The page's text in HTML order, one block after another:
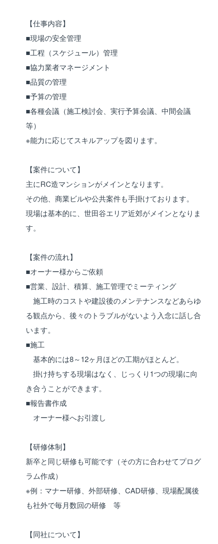
【仕事内容】
■現場の安全管理
■工程（スケジュール）管理
■協力業者マネージメント
■品質の管理
■予算の管理
■各種会議（施工検討会、実行予算会議、中間会議
等）
※能力に応じてスキルアップを図ります。
【案件について】
主にRC造マンションがメインとなります。
その他、商業ビルや公共案件も手掛けております。
現場は基本的に、世田谷エリア近郊がメインとなりま
す。
【案件の流れ】
■オーナー様からご依頼
■営業、設計、積算、施工管理でミーティング
施工時のコストや建設後のメンテナンスなどあらゆ
る観点から、後々のトラブルがないよう入念に話し合
います。
■施工
基本的には8～12ヶ月ほどの工期がほとんど。
掛け持ちする現場はなく、じっくり1つの現場に向
き合うことができます。
■報告書作成
オーナー様へお引渡し
【研修体制】
新卒と同じ研修も可能です（その方に合わせてプログ
ラム作成）
※例：マナー研修、外部研修、CAD研修、現場配属後
も社外で毎月数回の研修 等
【同社について】